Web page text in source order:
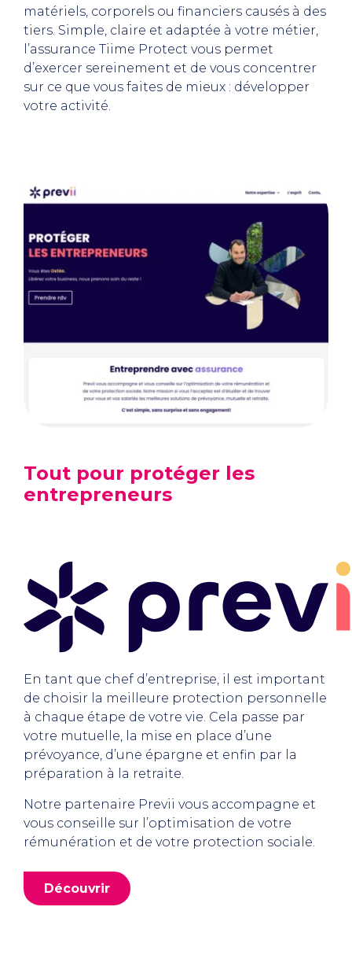
matériels, corporels ou financiers causés à des
tiers. Simple, claire et adaptée à votre métier,
l’assurance Tiime Protect vous permet
d’exercer sereinement et de vous concentrer
sur ce que vous faites de mieux : développer
votre activité.
Tout pour protéger les
entrepreneurs
En tant que chef d’entreprise, il est important
de choisir la meilleure protection personnelle
à chaque étape de votre vie. Cela passe par
votre mutuelle, la mise en place d’une
prévoyance, d’une épargne et enfin par la
préparation à la retraite.
Notre partenaire Previi vous accompagne et
vous conseille sur l’optimisation de votre
rémunération et de votre protection sociale.
Découvrir